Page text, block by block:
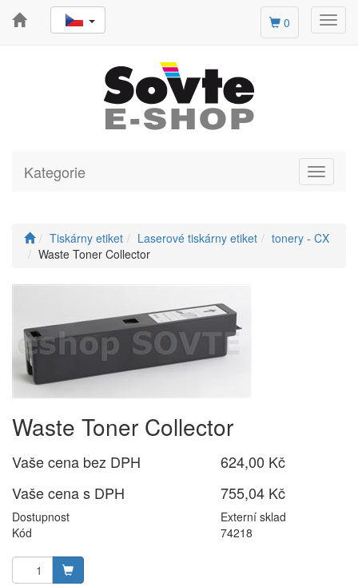
0
Toggle
Kategorie
Tiskárny etiket Laserové tiskárny etiket
tonery - CX
Waste Toner Collector
Waste Toner Collector
Vaše cena bez DPH
624,00 Kč
Vaše cena s DPH
755,04 Kč
Dostupnost
Externí sklad
Kód
74218